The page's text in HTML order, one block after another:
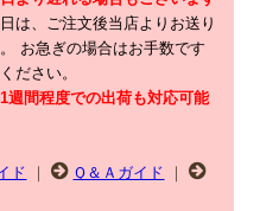
は、ご注文後当店よりお送り
お急ぎの場合はお手数です
ださい。
週間程度での出荷も対応可能
ド ｜ Ｑ＆Ａガイド ｜